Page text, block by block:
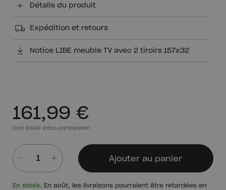
161,99 €
Dont 3.66€ d'éco-participation
Ajouter au panier
En stock. En août, les livraisons pourraient être retardées en
Détails du produit
Expédition et retours
Notice LIBE meuble TV avec 2 tiroirs 157x32